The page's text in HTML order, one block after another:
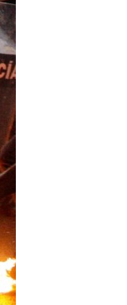
انتخابات ریاست جمهوری
حمله جمهوری اسلامی
اعتراضات زن، زندگی،
مجموعه مستندهای
قانون شفافیت دارائی
اعتراضات مردمی آبان ۹۸